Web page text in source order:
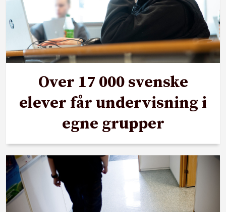
Over 17 000 svenske
elever får undervisning i
egne grupper